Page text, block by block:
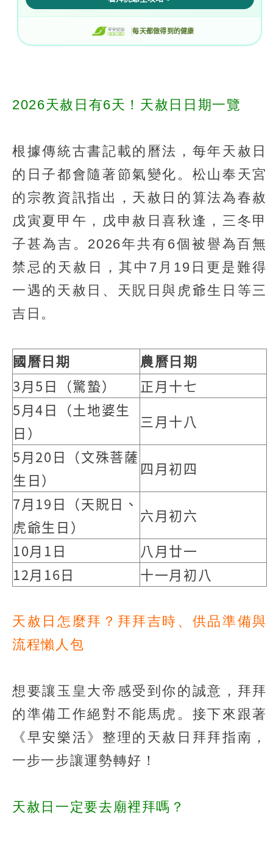
2026天赦日有6天！天赦日日期一覽
根據傳統古書記載的曆法，每年天赦日
的日子都會隨著節氣變化。松山奉天宮
的宗教資訊指出，天赦日的算法為春赦
戊寅夏甲午，戊申赦日喜秋逢，三冬甲
子甚為吉。2026年共有6個被譽為百無
禁忌的天赦日，其中7月19日更是難得
一遇的天赦日、天貺日與虎爺生日等三
吉日。
國曆日期 農曆日期
3月5日（驚蟄）
正月十七
5月4日（土地婆生
日）
三月十八
5月20日（文殊菩薩
生日）
四月初四
7月19日（天貺日、
虎爺生日）
六月初六
10月1日
八月廿一
12月16日
十一月初八
天赦日怎麼拜？拜拜吉時、供品準備與
流程懶人包
想要讓玉皇大帝感受到你的誠意，拜拜
的準備工作絕對不能馬虎。接下來跟著
《早安樂活》整理的天赦日拜拜指南，
一步一步讓運勢轉好！
天赦日一定要去廟裡拜嗎？